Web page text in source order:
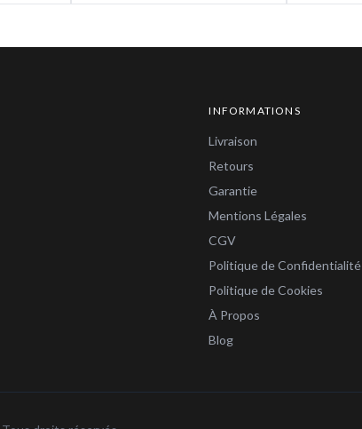
INFORMATIONS
Livraison
Retours
Garantie
Mentions Légales
CGV
Politique de Confidentialité
Politique de Cookies
À Propos
Blog